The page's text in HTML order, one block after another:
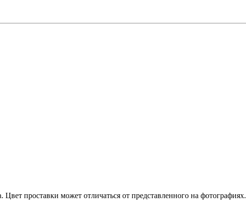
Цвет проставки может отличаться от представленного на фотографиях.